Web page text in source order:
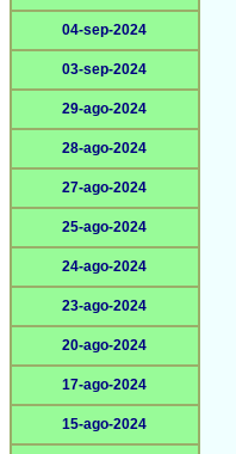
04-sep-2024
03-sep-2024
29-ago-2024
28-ago-2024
27-ago-2024
25-ago-2024
24-ago-2024
23-ago-2024
20-ago-2024
17-ago-2024
15-ago-2024